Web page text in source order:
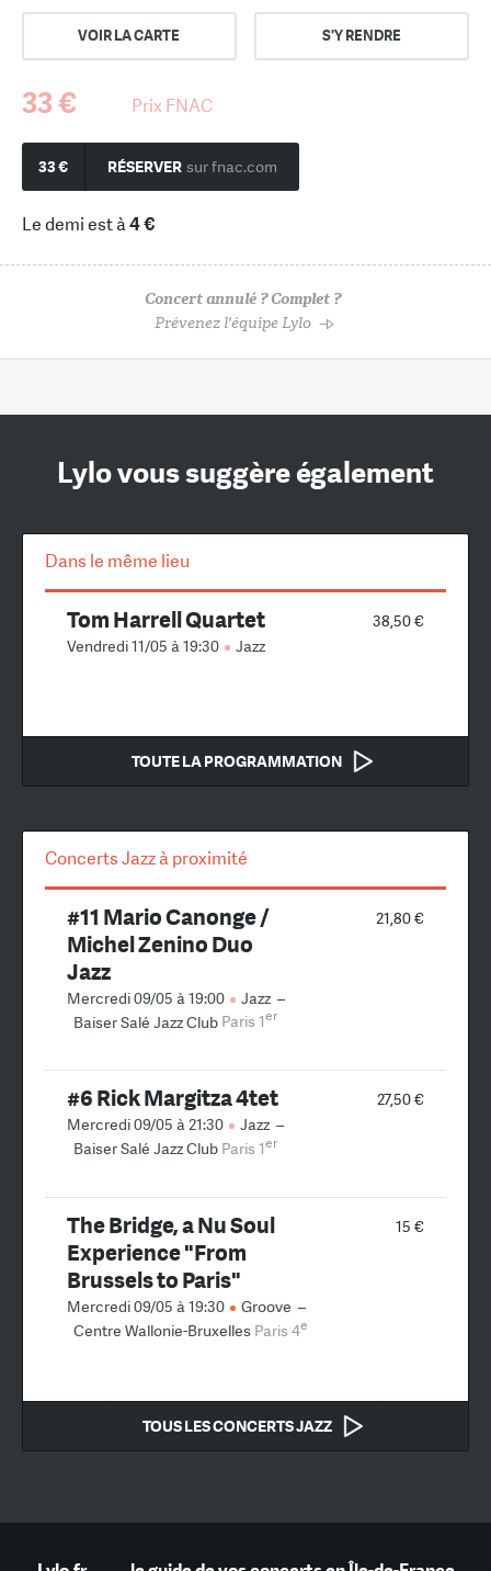
VOIR LA CARTE S'Y RENDRE
33 € Prix FNAC
33 € RÉSERVER sur fnac.com
Le demi est à4 €
Concert annulé ? Complet ?
Prévenez l'équipe Lylo
Lylo vous suggère également
Dans le même lieu
38,50 €
Tom Harrell Quartet
Vendredi 11/05 à 19:30 Jazz
TOUTE LA PROGRAMMATION
Concerts Jazz à proximité
21,80 €
#11 Mario Canonge /
Michel Zenino Duo
Jazz
Mercredi 09/05 à 19:00 Jazz –
Baiser Salé Jazz Club Paris 1er
27,50 €
#6 Rick Margitza 4tet
Mercredi 09/05 à 21:30 Jazz –
Baiser Salé Jazz Club Paris 1er
15 €
The Bridge, a Nu Soul
Experience "From
Brussels to Paris"
Mercredi 09/05 à 19:30 Groove –
Centre Wallonie-Bruxelles Paris 4e
TOUS LES CONCERTS JAZZ